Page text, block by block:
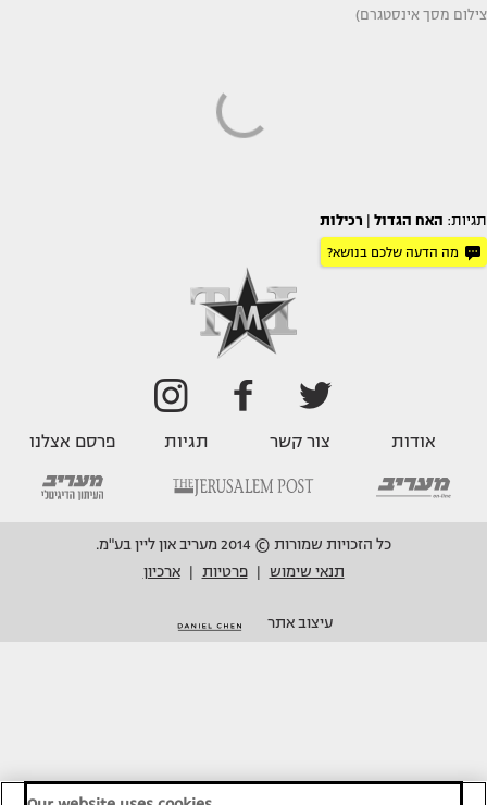
צילום מסך אינסטגרם)
תגיות: האח הגדול רכילות
מה הדעה שלכם בנושא?
אודות צור קשר תגיות פרסם אצלנו
כל הזכויות שמורות © 2014 מעריב און ליין בע"מ.
תנאי שימוש
פרטיות ארכיון
עיצוב אתר